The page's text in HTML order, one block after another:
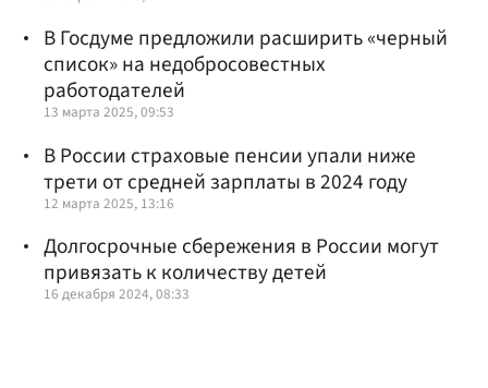
В Госдуме предложили расширить «черный
список» на недобросовестных
работодателей
13 марта 2025, 09:53
В России страховые пенсии упали ниже
трети от средней зарплаты в 2024 году
12 марта 2025, 13:16
Долгосрочные сбережения в России могут
привязать к количеству детей
16 декабря 2024, 08:33